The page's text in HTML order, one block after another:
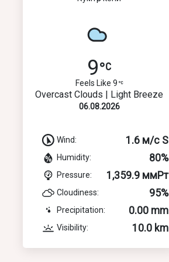
9
Feels Like 9
Overcast Clouds | Light Breeze
06.08.2026
Wind: 1.6 м/с S
Humidity: 80%
Pressure: 1,359.9 ммРт
Cloudiness: 95%
Precipitation: 0.00 mm
Visibility: 10.0 km